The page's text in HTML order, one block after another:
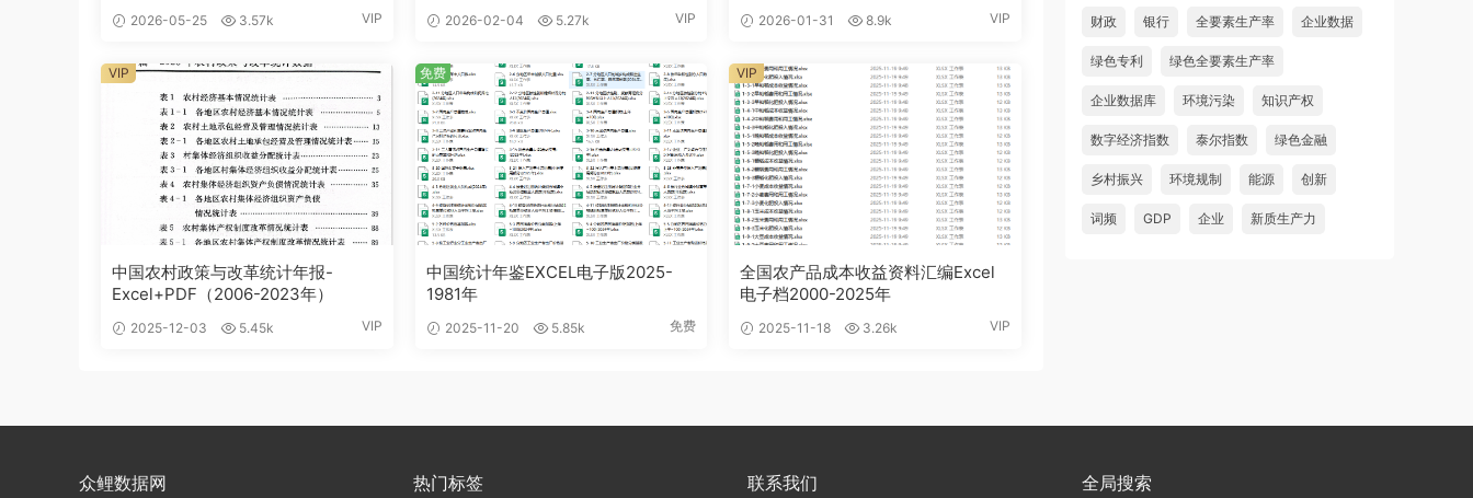
2026-05-25 3.57k VIP 2026-02-04 5.27k VIP 2026-01-31 8.9k VIP
中国农村政策与改革统计年报-
Excel+PDF（2006-2023年）
2025-12-03 5.45k VIP
VIP
中国统计年鉴EXCEL电子版2025-
1981年
2025-11-20 5.85k 免费
免费
全国农产品成本收益资料汇编Excel
电子档2000-2025年
2025-11-18 3.26k VIP
VIP
财政 银行 全要素生产率 企业数据
绿色专利 绿色全要素生产率
企业数据库 环境污染 知识产权
数字经济指数 泰尔指数 绿色金融
乡村振兴 环境规制 能源 创新
词频 GDP 企业 新质生产力
众鲤数据网 热门标签 联系我们 全局搜索